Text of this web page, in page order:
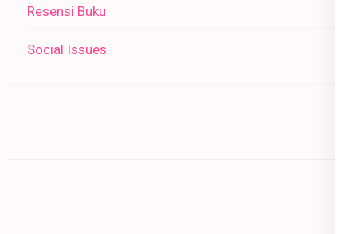
Resensi Buku
Social Issues